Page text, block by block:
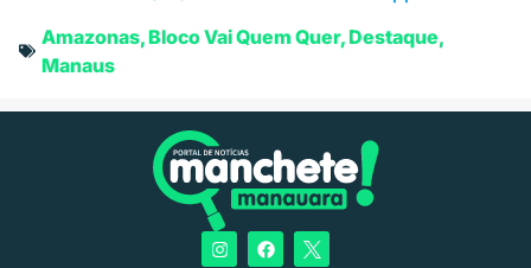
Amazonas,Bloco Vai Quem Quer,Destaque,
Manaus